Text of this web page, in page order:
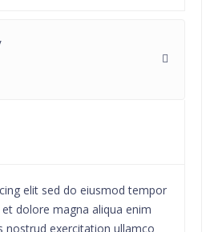
elit sed do eiusmod tempor
dolore magna aliqua enim
nostrud exercitation ullamco